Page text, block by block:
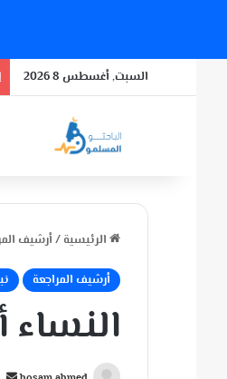
السبت, أغسطس 8 2026
الرئيسية / أرشيف
أرشيف المراجعة
النساء